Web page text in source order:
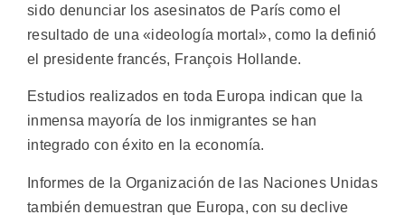
sido denunciar los asesinatos de París como el
resultado de una «ideología mortal», como la definió
el presidente francés, François Hollande.
Estudios realizados en toda Europa indican que la
inmensa mayoría de los inmigrantes se han
integrado con éxito en la economía.
Informes de la Organización de las Naciones Unidas
también demuestran que Europa, con su declive